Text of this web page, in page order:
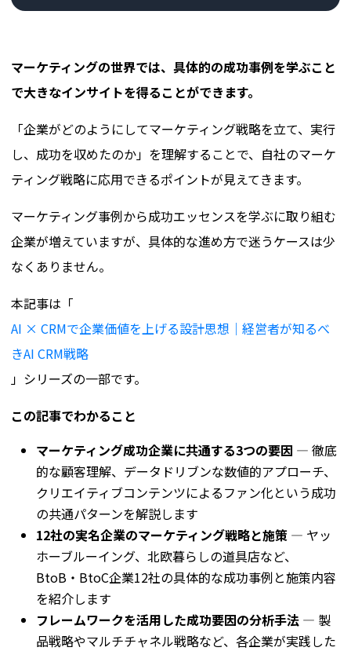
マーケティングの世界では、具体的の成功事例を学ぶこと
で大きなインサイトを得ることができます。
「企業がどのようにしてマーケティング戦略を立て、実行
し、成功を収めたのか」を理解することで、自社のマーケ
ティング戦略に応用できるポイントが見えてきます。
マーケティング事例から成功エッセンスを学ぶに取り組む
企業が増えていますが、具体的な進め方で迷うケースは少
なくありません。
本記事は「
AI × CRMで企業価値を上げる設計思想｜経営者が知るべ
きAI CRM戦略
」シリーズの一部です。
この記事でわかること
マーケティング成功企業に共通する3つの要因 — 徹底
的な顧客理解、データドリブンな数値的アプローチ、
クリエイティブコンテンツによるファン化という成功
の共通パターンを解説します
12社の実名企業のマーケティング戦略と施策 — ヤッ
ホーブルーイング、北欧暮らしの道具店など、
BtoB・BtoC企業12社の具体的な成功事例と施策内容
を紹介します
フレームワークを活用した成功要因の分析手法 — 製
品戦略やマルチチャネル戦略など、各企業が実践した